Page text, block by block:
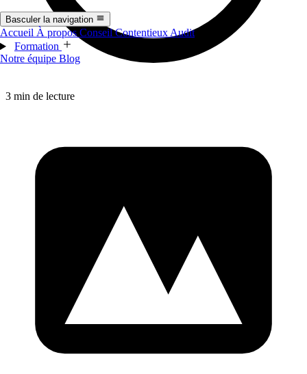
Basculer la navigation
Accueil À propos ConseilContentieux Audit
Formation
Notre équipe Blog
3 min de lecture